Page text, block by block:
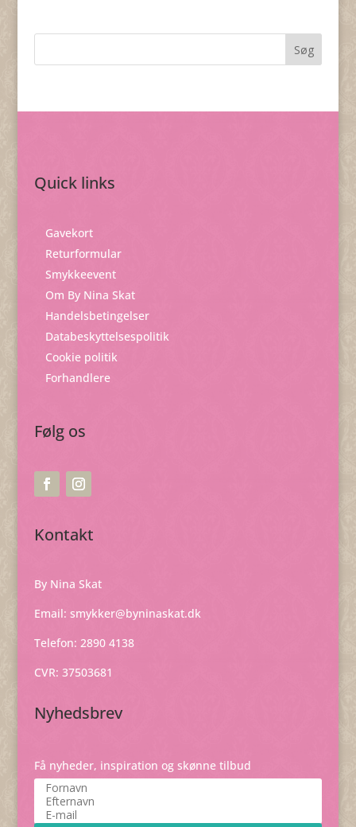
Quick links
Gavekort
Returformular
Smykkeevent
Om By Nina Skat
Handelsbetingelser
Databeskyttelsespolitik
Cookie politik
Forhandlere
Følg os
Kontakt
By Nina Skat
Email: smykker@byninaskat.dk
Telefon: 2890 4138
CVR: 37503681
Nyhedsbrev
Få nyheder, inspiration og skønne tilbud